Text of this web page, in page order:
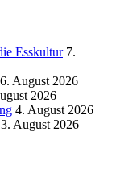
Esskultur 7.
6. August 2026
2026
4. August 2026
3. August 2026